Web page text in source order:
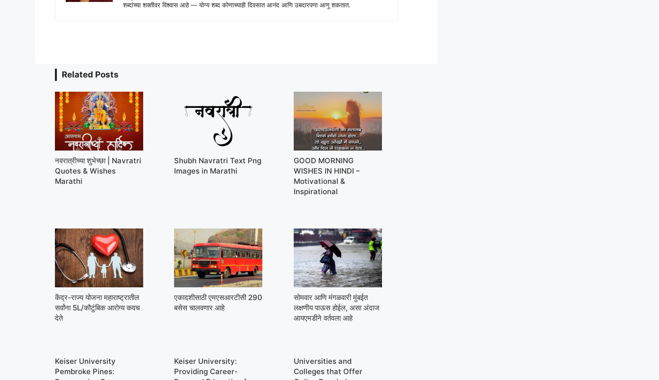
शब्दांच्या शक्तीवर विश्वास आहे — योग्य शब्द कोणाच्याही दिवसात आनंद आणि उबदारपणा आणू शकतात.
Related Posts
नवरात्रीच्या शुभेच्छा | Navratri
Quotes & Wishes
Marathi
Shubh Navratri Text Png
Images in Marathi
GOOD MORNING
WISHES IN HINDI –
Motivational &
Inspirational
केंद्र-राज्य योजना महाराष्ट्रातील
सर्वांना 5L/कौटुंबिक आरोग्य कवच
देते
एकादशीसाठी एमएसआरटीसी 290
बसेस चालवणार आहे
सोमवार आणि मंगळवारी मुंबईत
लक्षणीय पाऊस होईल, असा अंदाज
आयएमडीने वर्तवला आहे
Keiser University
Pembroke Pines:
Keiser University:
Providing Career-
Universities and
Colleges that Offer